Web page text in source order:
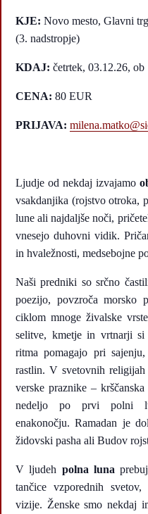
KJE: Novo mesto, Glavni
(3. nadstropje)
KDAJ: četrtek, 03.12.26, ob
CENA: 80 EUR
PRIJAVA:
Ljudje od nekdaj izvajamo
vsakdanjika (rojstvo otroka,
lune ali najdaljše noči,
vnesejo duhovni vidik.
in hvaležnosti, medsebojne
Naši predniki so srčno
poezijo, povzroča morsko
ciklom mnoge živalske
selitve, kmetje in vrtnarji si
ritma pomagajo pri
rastlin. V svetovnih
verske praznike –
nedeljo po prvi polni
enakonočju. Ramadan je
židovski pasha ali Budov
V ljudeh polna luna
tančice vzporednih
vizije. Ženske smo nekdaj